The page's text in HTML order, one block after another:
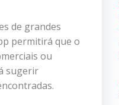
de grandes
permitirá que o
ou
sugerir